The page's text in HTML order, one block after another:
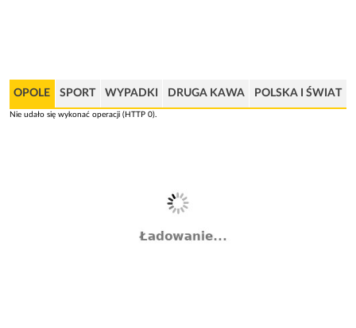
Aluminiowy rower górski kross hexagon koła 29. .
Rowery [33]
Naprawa maszyn do szycia
OPOLE SPORT WYPADKI DRUGA KAWA POLSKA I ŚWIAT
Nie udało się wykonać operacji (HTTP 0).